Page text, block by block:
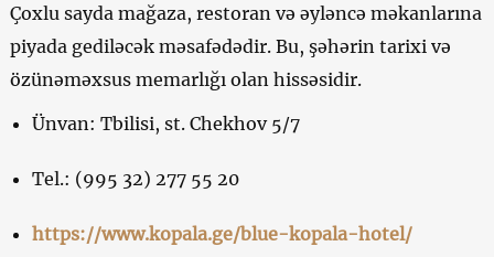
Çoxlu sayda mağaza, restoran və əyləncə məkanlarına
piyada gediləcək məsafədədir. Bu, şəhərin tarixi və
özünəməxsus memarlığı olan hissəsidir.
Ünvan: Tbilisi, st. Chekhov 5/7
Tel.: (995 32) 277 55 20
https://www.kopala.ge/blue-kopala-hotel/